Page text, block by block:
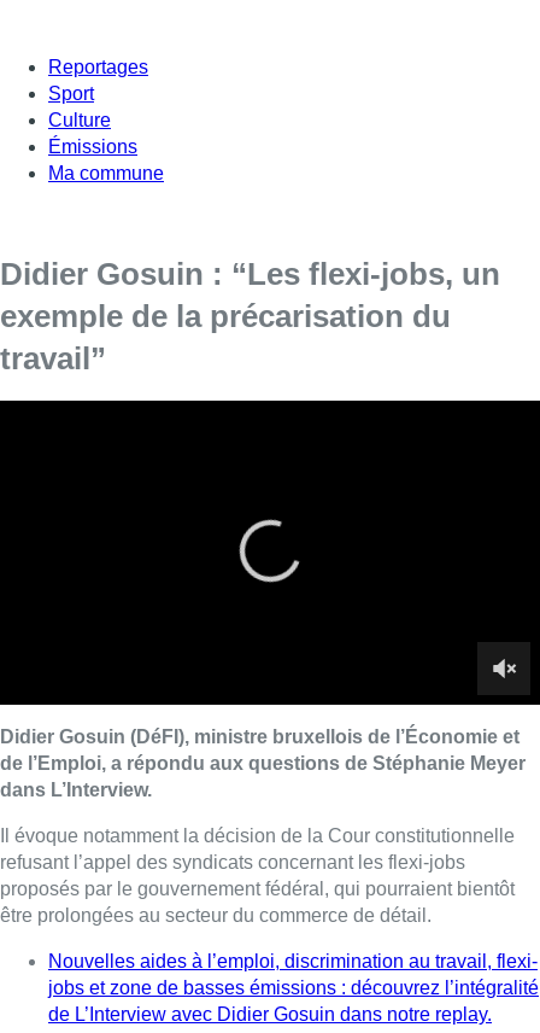
Reportages
Sport
Culture
Émissions
Ma commune
Didier Gosuin : “Les flexi-jobs, un
exemple de la précarisation du
travail”
refusant l’appel des syndicats concernant les flexi-jobs
proposés par le gouvernement fédéral, qui pourraient bientôt
Nouvelles aides à l’emploi, discrimination au travail, flexi-
jobs et zone de basses émissions : découvrez l’intégralité
de L’Interview avec Didier Gosuin dans notre replay.
Retrouvez L’Interview du lundi au vendredi à 12h45 sur
BX1.
Lire aussi :
Un nouveau club de MMA ouvre
ses portes à Evere : “C’est pas
comme on voit à la télé”